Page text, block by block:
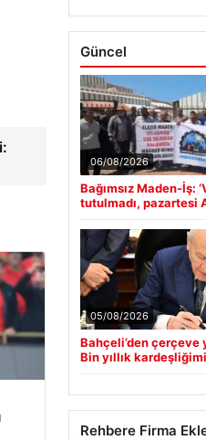
Güncel
06/08/2026
Bağımsız Maden-İş:
tutulmadı, pazartesi
05/08/2026
Bahçeli’den çerçeve
Bin yıllık
Rehbere Firma